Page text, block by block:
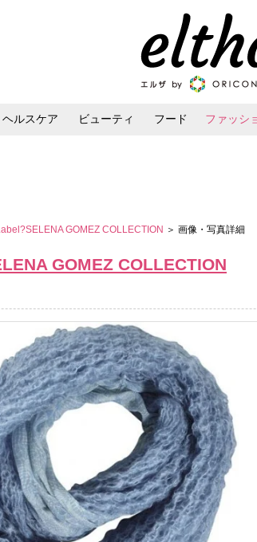
ヘルスケア ビューティ フード ファッシ
GOMEZ COLLECTION ＞ 画像・写真詳細
GOMEZ COLLECTION